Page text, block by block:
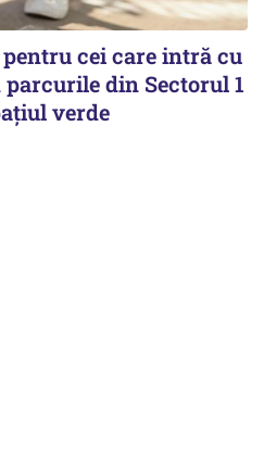
cei care intră cu
din Sectorul 1
verde